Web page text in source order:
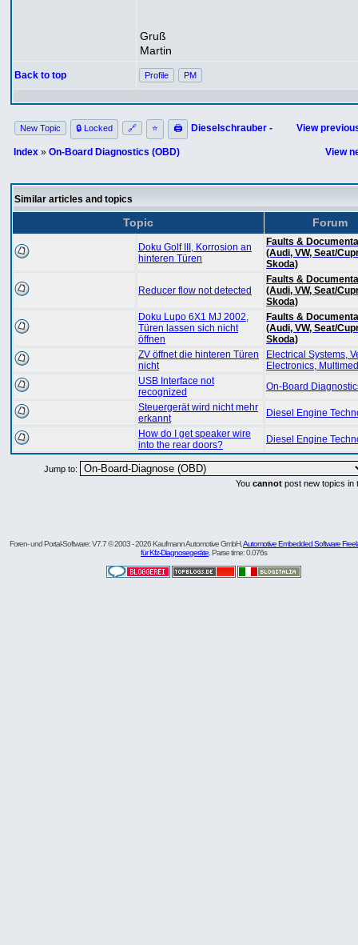
Gruß
Martin
Back to top Profile PM
New Topic 🔒 Locked 🔗 ⭐ 🖨 Dieselschrauber -
Index » On-Board Diagnostics (OBD)
View
View
Similar articles and topics
Topic Forum
Doku Golf III, Korrosion an
hinteren Türen
Faults &
(Audi, VW, Seat/
Skoda)
Reducer flow not detected
Faults &
(Audi, VW, Seat/
Skoda)
Doku Lupo 6X1 MJ 2002,
Türen lassen sich nicht
öffnen
Faults &
(Audi, VW, Seat/
Skoda)
ZV öffnet die hinteren Türen
nicht
Electrical Systems,
Electronics,
USB Interface not
recognized
On-Board
Steuergerät wird nicht mehr
erkannt
Diesel Engine
How do I get speaker wire
into the rear doors?
Diesel Engine
Jump to:
You cannot post new topics in
Foren- und Portal-Software: V7.7 © 2003 - 2026 Kaufmann Automotive GmbH,Automotive Embedded Software
für Kfz-Diagnosegeräte . Parse time: 0.076s